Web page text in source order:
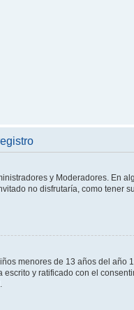
y Moderadores. En
no disfrutaría, como tener
menores de 13 años del
y ratificado con el